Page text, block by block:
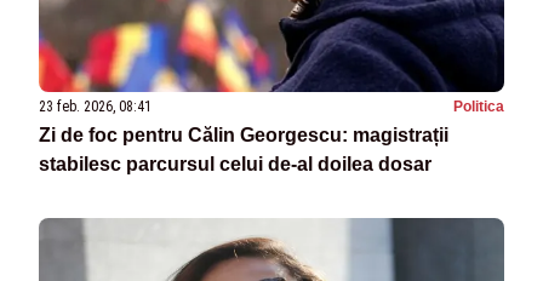
23 feb. 2026, 08:41 Politica
Zi de foc pentru Călin Georgescu: magistrații
stabilesc parcursul celui de-al doilea dosar